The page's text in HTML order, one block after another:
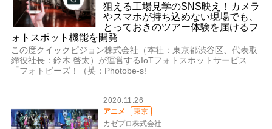
狙える工場見学のSNS映え！カメラ
やスマホが持ち込めない現場でも、
とっておきのツアー体験を届けるフ
ォトスポット機能を開発
この度クイックピジョン株式会社（本社：東京都渋谷区、代表取
締役社長：鈴木 啓太）が運営するIoTフォトスポットサービス
「フォトビーズ！（英：Photobe-s!
2020.11.26
アニメ
東京
カゼプロ株式会社